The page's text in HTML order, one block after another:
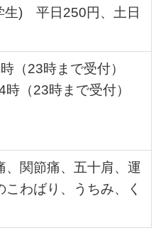
生) 平日250円、土日
（23時まで受付）
（23時まで受付）
、関節痛、五十肩、運
わばり、うちみ、く